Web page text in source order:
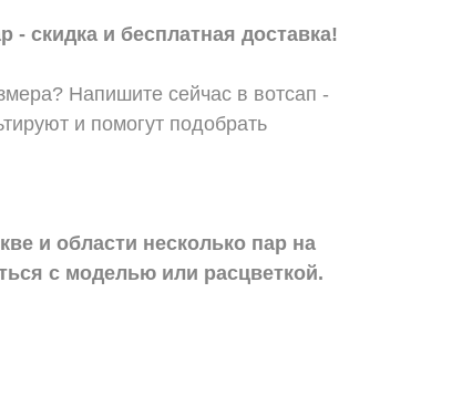
- скидка и бесплатная доставка!
Напишите сейчас в вотсап -
и помогут подобрать
и области несколько пар на
с моделью или расцветкой.